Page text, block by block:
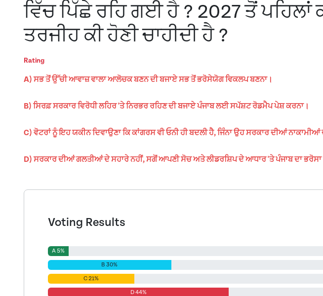
ਵਿੱਚ ਪਿੱਛੇ ਰਹਿ ਗਈ ਹੈ ? 2027 ਤੋਂ ਪਹਿਲਾਂ
ਤਰਜੀਹ ਕੀ ਹੋਣੀ ਚਾਹੀਦੀ ਹੈ ?
Rating
A) ਸਭ ਤੋਂ ਉੱਚੀ ਆਵਾਜ਼ ਵਾਲਾ ਆਲੋਚਕ ਬਣਨ ਦੀ ਬਜਾਏ ਸਭ ਤੋਂ ਭਰੋਸੇਯੋਗ ਵਿਕਲਪ ਬਣਨਾ।
B) ਸਿਰਫ਼ ਸਰਕਾਰ ਵਿਰੋਧੀ ਲਹਿਰ 'ਤੇ ਨਿਰਭਰ ਰਹਿਣ ਦੀ ਬਜਾਏ ਪੰਜਾਬ ਲਈ ਸਪੱਸ਼ਟ ਰੋਡਮੈਪ ਪੇਸ਼ ਕਰਨਾ।
C) ਵੋਟਰਾਂ ਨੂੰ ਇਹ ਯਕੀਨ ਦਿਵਾਉਣਾ ਕਿ ਕਾਂਗਰਸ ਵੀ ਓਨੀ ਹੀ ਬਦਲੀ ਹੈ, ਜਿੰਨਾ ਉਹ ਸਰਕਾਰ ਦੀਆਂ ਨਾਕਾਮੀਆਂ
D) ਸਰਕਾਰ ਦੀਆਂ ਗਲਤੀਆਂ ਦੇ ਸਹਾਰੇ ਨਹੀਂ, ਸਗੋਂ ਆਪਣੀ ਸੋਚ ਅਤੇ ਲੀਡਰਸ਼ਿਪ ਦੇ ਆਧਾਰ 'ਤੇ ਪੰਜਾਬ ਦਾ ਭਰੋਸਾ
Voting Results
A 5%
B 30%
C 21%
D 44%